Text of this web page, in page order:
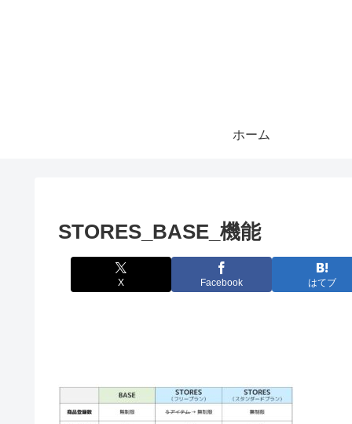
ホーム
STORES_BASE_機能
X Facebook はてブ